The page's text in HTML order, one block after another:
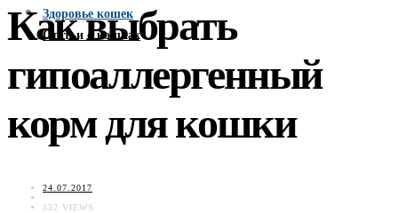
Здоровье кошек
Статьи о кошках
Как выбрать
гипоаллергенный
корм для кошки
24.07.2017
332 VIEWS